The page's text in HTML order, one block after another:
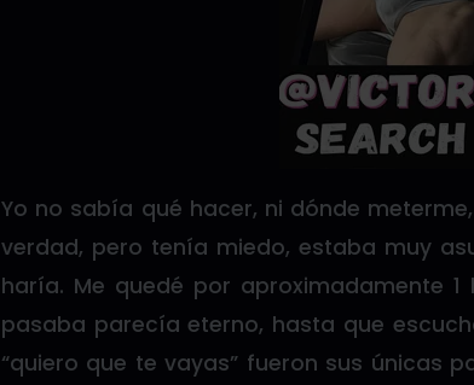
Yo no sabía qué hacer, ni dónde
verdad, pero tenía miedo, estaba muy
haría. Me quedé por aproximadamente
pasaba parecía eterno, hasta que
“quiero que te vayas” fueron sus únicas